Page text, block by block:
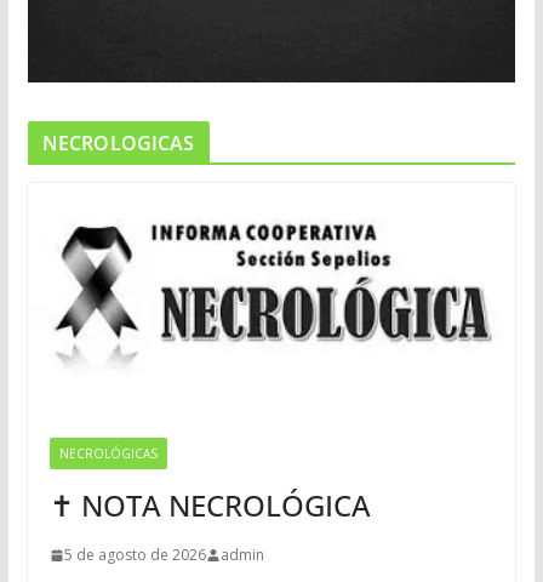
NECROLOGICAS
NECROLÓGICAS
✝ NOTA NECROLÓGICA
5 de agosto de 2026 admin